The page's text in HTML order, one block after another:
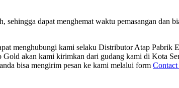
dapat menghemat waktu pemasangan dan
menghubungi kami selaku Distributor Atap
akan kami kirimkan dari gudang kami di Kota
bisa mengirim pesan ke kami melalui form